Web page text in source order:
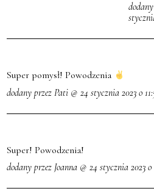
Super pomysł! Powodzenia
dodany przez Pati @ 24 stycznia 2023 o
Super! Powodzenia!
dodany przez Joanna @ 24 stycznia 2023 o